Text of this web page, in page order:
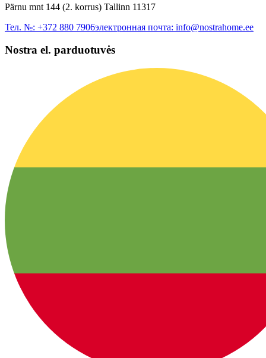
Pärnu mnt 144 (2. korrus) Tallinn 11317
Тел. №: +372 880 7906электронная почта: info@nostrahome.ee
Nostra el. parduotuvės